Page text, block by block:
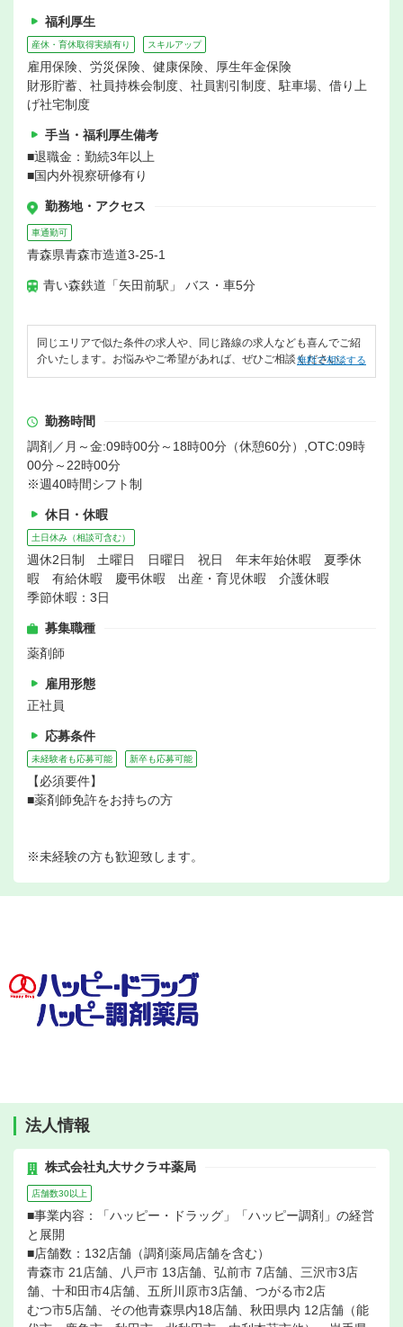
福利厚生
産休・育休取得実績有り スキルアップ
雇用保険、労災保険、健康保険、厚生年金保険
財形貯蓄、社員持株会制度、社員割引制度、駐車場、借り上
げ社宅制度
手当・福利厚生備考
■退職金：勤続3年以上
■国内外視察研修有り
勤務地・アクセス
車通勤可
青森県青森市造道3-25-1
青い森鉄道「矢田前駅」 バス・車5分
同じエリアで似た条件の求人や、同じ路線の求人なども喜んでご紹
介いたします。お悩みやご希望があれば、ぜひご相談ください。
無料で相談する
勤務時間
調剤／月～金:09時00分～18時00分（休憩60分）,OTC:09時
00分～22時00分
※週40時間シフト制
休日・休暇
土日休み（相談可含む）
週休2日制 土曜日 日曜日 祝日 年末年始休暇 夏季休
暇 有給休暇 慶弔休暇 出産・育児休暇 介護休暇
季節休暇：3日
募集職種
薬剤師
雇用形態
正社員
応募条件
未経験者も応募可能 新卒も応募可能
【必須要件】
■薬剤師免許をお持ちの方
※未経験の方も歓迎致します。
法人情報
株式会社丸大サクラヰ薬局
店舗数30以上
■事業内容：「ハッピー・ドラッグ」「ハッピー調剤」の経営
と展開
■店舗数：132店舗（調剤薬局店舗を含む）
青森市 21店舗、八戸市 13店舗、弘前市 7店舗、三沢市3店
舗、十和田市4店舗、五所川原市3店舗、つがる市2店
むつ市5店舗、その他青森県内18店舗、秋田県内 12店舗（能